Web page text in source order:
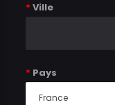
* Ville
* Pays
France